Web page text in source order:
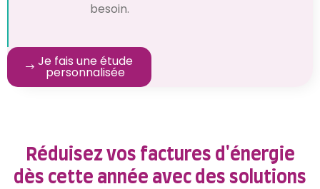
besoin.
Je fais une étude
personnalisée
Réduisez vos factures d'énergie
dès cette année avec des solutions